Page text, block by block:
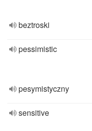
beztroski
pessimistic
pesymistyczny
sensitive